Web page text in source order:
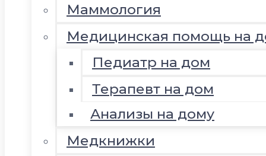
Маммология
Медицинская помощь на
Педиатр на дом
Терапевт на дом
Анализы на дому
Медкнижки